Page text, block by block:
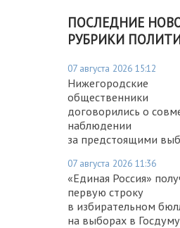
ПОСЛЕДНИЕ
РУБРИКИ
07 августа 2026 15:12
Нижегородские
общественники
договорились о
наблюдении
за предстоящими
07 августа 2026 11:36
«Единая Россия»
первую строку
в избирательном
на выборах в Госдуму